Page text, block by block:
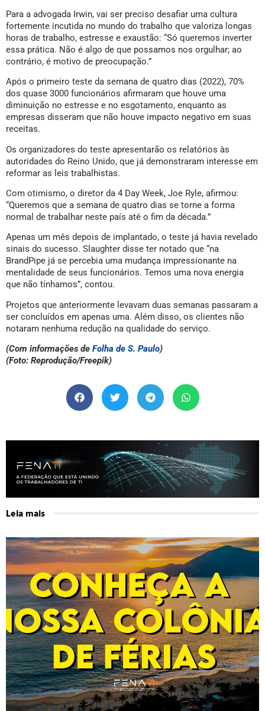
Para a advogada Irwin, vai ser preciso desafiar uma cultura
fortemente incutida no mundo do trabalho que valoriza longas
horas de trabalho, estresse e exaustão: “Só queremos inverter
essa prática. Não é algo de que possamos nos orgulhar; ao
contrário, é motivo de preocupação.”
Após o primeiro teste da semana de quatro dias (2022), 70%
dos quase 3000 funcionários afirmaram que houve uma
diminuição no estresse e no esgotamento, enquanto as
empresas disseram que não houve impacto negativo em suas
receitas.
Os organizadores do teste apresentarão os relatórios às
autoridades do Reino Unido, que já demonstraram interesse em
reformar as leis trabalhistas.
Com otimismo, o diretor da 4 Day Week, Joe Ryle, afirmou:
“Queremos que a semana de quatro dias se torne a forma
normal de trabalhar neste país até o fim da década.”
Apenas um mês depois de implantado, o teste já havia revelado
sinais do sucesso. Slaughter disse ter notado que “na
BrandPipe já se percebia uma mudança impressionante na
mentalidade de seus funcionários. Temos uma nova energia
que não tínhamos”, contou.
Projetos que anteriormente levavam duas semanas passaram a
ser concluídos em apenas uma. Além disso, os clientes não
notaram nenhuma redução na qualidade do serviço.
(Com informações de Folha de S. Paulo)
(Foto: Reprodução/Freepik)
Leia mais